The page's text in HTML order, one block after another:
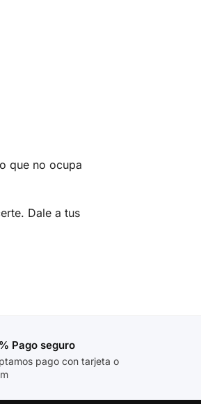
que no ocupa
Dale a tus
Pago seguro
pago con tarjeta o